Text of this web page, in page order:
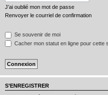
J’ai oublié mon mot de passe
Renvoyer le courriel de confirmation
Se souvenir de moi
Cacher mon statut en ligne pour cette
S’ENREGISTRER